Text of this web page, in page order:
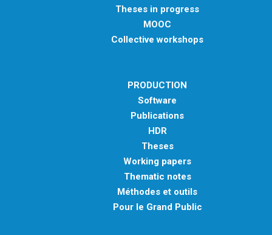
Theses in progress
MOOC
Collective workshops
PRODUCTION
Software
Publications
HDR
Theses
Working papers
Thematic notes
Méthodes et outils
Pour le Grand Public